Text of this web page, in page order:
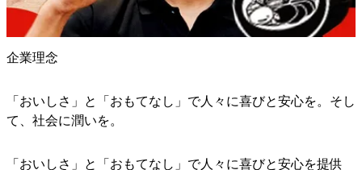
企業理念
「おいしさ」と「おもてなし」で人々に喜びと安心を。そし
て、社会に潤いを。
「おいしさ」と「おもてなし」で人々に喜びと安心を提供